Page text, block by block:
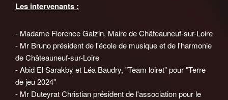
Les intervenants :
- Madame Florence Galzin, Maire de Châteauneuf-sur-Loire
- Mr Bruno président de l'école de musique et de l'harmonie
de Châteauneuf-sur-Loire
- Abid El Sarakby et Léa Baudry, "Team loiret" pour "Terre
de jeu 2024"
- Mr Duteyrat Christian président de l'association pour le